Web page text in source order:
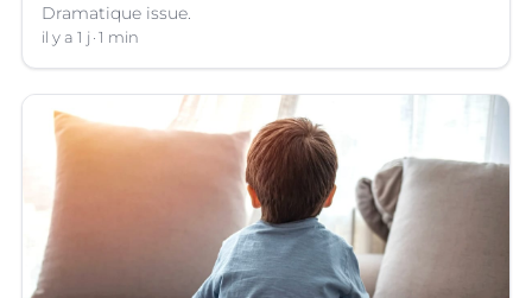
Dramatique issue.
il y a 1 j 1 min